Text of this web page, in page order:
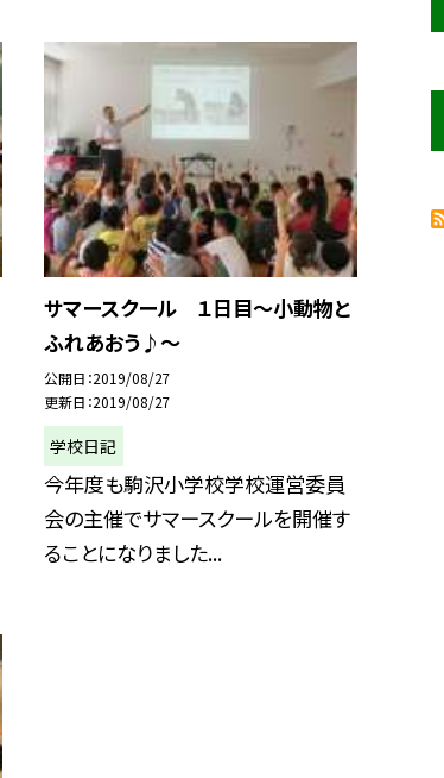
サマースクール １日目〜小動物と
ふれあおう♪〜
公開日 2019/08/27
更新日 2019/08/27
学校日記
今年度も駒沢小学校学校運営委員
会の主催でサマースクールを開催す
ることになりました...